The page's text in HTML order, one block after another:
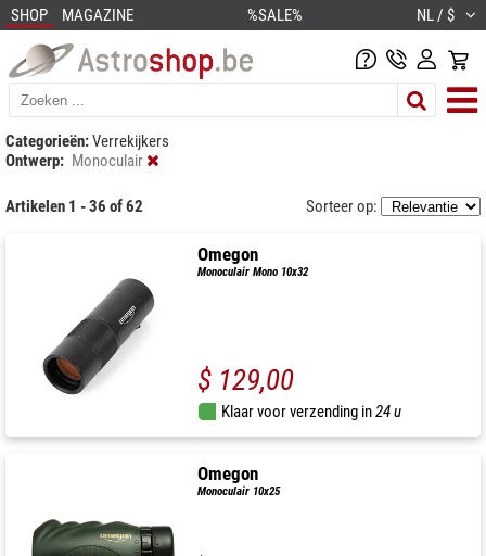
SHOP MAGAZINE %SALE% NL / $
Categorieën:Verrekijkers
Ontwerp: Monoculair
Artikelen 1 - 36 of 62 Sorteer op:
Omegon
Monoculair Mono 10x32
$ 129,00
Klaar voor verzending in24 u
Omegon
Monoculair 10x25